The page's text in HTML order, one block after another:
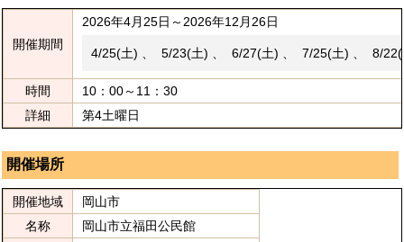
開催期間
2026年4月25日～2026年12月26日
4/25(土) 、 5/23(土) 、 6/27(土) 、 7/25(土) 、 8/
時間
10：00～11：30
詳細
第4土曜日
開催場所
開催地域
岡山市
名称
岡山市立福田公民館